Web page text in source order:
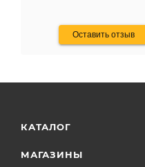
Оставить отзыв
КАТАЛОГ
МАГАЗИНЫ